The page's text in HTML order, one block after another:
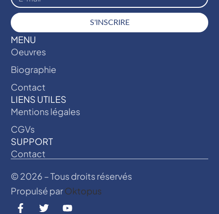
S'INSCRIRE
MENU
Oeuvres
Biographie
Contact
LIENS UTILES
Mentions légales
CGVs
SUPPORT
Contact
© 2026 – Tous droits réservés
Propulsé parOktopus